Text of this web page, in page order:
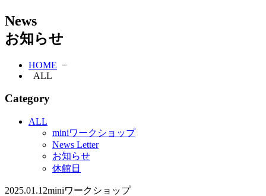
News
お知らせ
HOME −
ALL
Category
ALL
miniワークショップ
News Letter
お知らせ
休館日
2025.01.12miniワークショップ